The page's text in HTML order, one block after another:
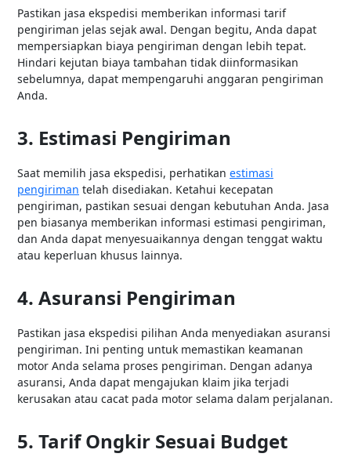
Pastikan jasa ekspedisi memberikan informasi tarif
pengiriman jelas sejak awal. Dengan begitu, Anda dapat
mempersiapkan biaya pengiriman dengan lebih tepat.
Hindari kejutan biaya tambahan tidak diinformasikan
sebelumnya, dapat mempengaruhi anggaran pengiriman
Anda.
3. Estimasi Pengiriman
Saat memilih jasa ekspedisi, perhatikan estimasi
pengiriman telah disediakan. Ketahui kecepatan
pengiriman, pastikan sesuai dengan kebutuhan Anda. Jasa
pen biasanya memberikan informasi estimasi pengiriman,
dan Anda dapat menyesuaikannya dengan tenggat waktu
atau keperluan khusus lainnya.
4. Asuransi Pengiriman
Pastikan jasa ekspedisi pilihan Anda menyediakan asuransi
pengiriman. Ini penting untuk memastikan keamanan
motor Anda selama proses pengiriman. Dengan adanya
asuransi, Anda dapat mengajukan klaim jika terjadi
kerusakan atau cacat pada motor selama dalam perjalanan.
5. Tarif Ongkir Sesuai Budget